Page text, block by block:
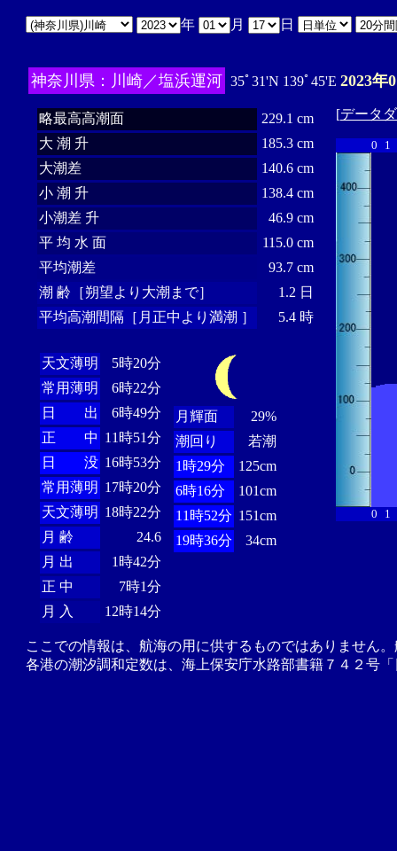
年 月 日
神奈川県：川崎／塩浜運河 35ﾟ31'N 139ﾟ45'E 2023年
略最高高潮面
229.1 cm
大 潮 升
185.3 cm
大潮差
140.6 cm
小 潮 升
138.4 cm
小潮差 升
46.9 cm
平 均 水 面
115.0 cm
平均潮差
93.7 cm
潮 齢［朔望より大潮まで］
1.2 日
平均高潮間隔［月正中より満潮 ］
5.4 時
天文薄明
5時20分
常用薄明
6時22分
日 出
6時49分
正 中 11時51分
日 没 16時53分
常用薄明 17時20分
天文薄明 18時22分
月 齢
24.6
月 出
1時42分
正 中
7時1分
月 入
12時14分
月輝面
29%
潮回り
若潮
1時29分
125cm
6時16分
101cm
11時52分 151cm
19時36分
34cm
[データ
0 1
0 1
ここでの情報は、航海の用に供するものではありません
各港の潮汐調和定数は、海上保安庁水路部書籍７４２号